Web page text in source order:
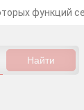
функций